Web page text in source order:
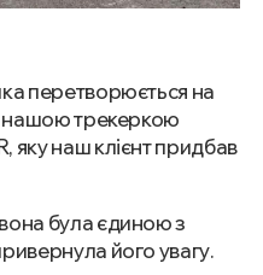
перетворюється на
нашою трекеркою
яку наш клієнт придбав
була єдиною з
його увагу.